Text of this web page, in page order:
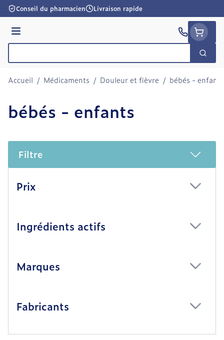
Aller au contenu
Conseil du pharmacien Livraison rapide
Menu
Accueil / Médicaments / Douleur et fièvre / bébés - enfants
bébés - enfants
Filtre
Prix
Ingrédients actifs
Marques
Fabricants